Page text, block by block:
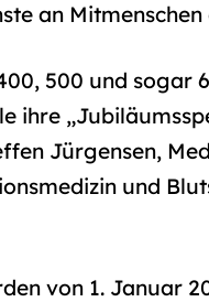
an
500 und
ihre
Jürgensen,
und
von 1. Januar